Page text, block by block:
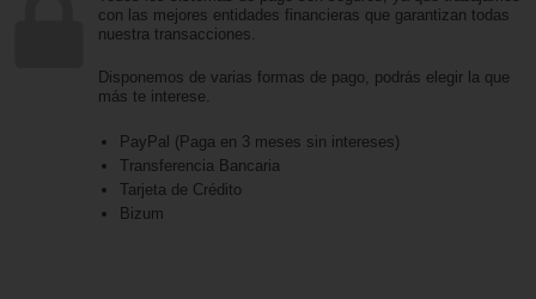
con las mejores entidades financieras que garantizan todas
nuestra transacciones.
Disponemos de varias formas de pago, podrás elegir la que
más te interese.
PayPal (Paga en 3 meses sin intereses)
Transferencia Bancaria
Tarjeta de Crédito
Bizum